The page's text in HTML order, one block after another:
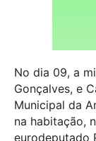
No dia 09, a
Gonçalves, e
Municipal da
na habitação,
eurodeputado